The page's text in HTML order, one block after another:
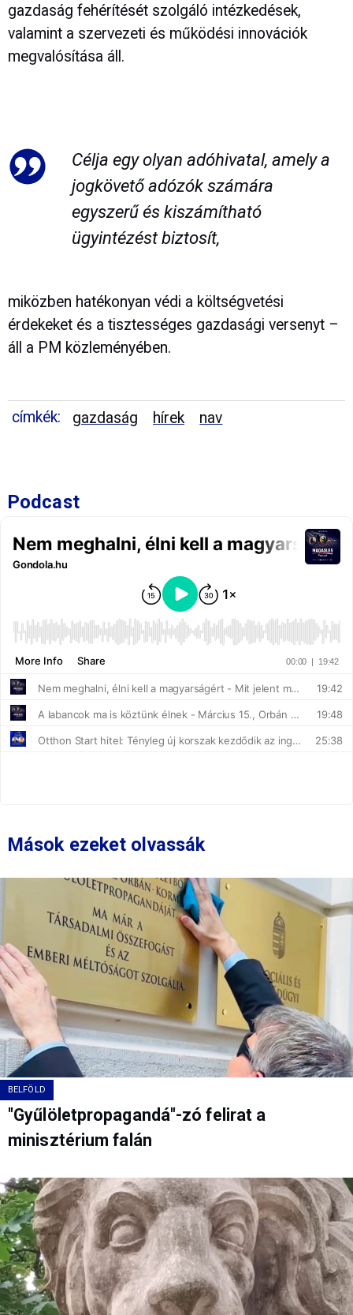
gazdaság fehérítését szolgáló intézkedések,
valamint a szervezeti és működési innovációk
megvalósítása áll.
Célja egy olyan adóhivatal, amely a
jogkövető adózók számára
egyszerű és kiszámítható
ügyintézést biztosít,
miközben hatékonyan védi a költségvetési
érdekeket és a tisztességes gazdasági versenyt –
áll a PM közleményében.
címkék: gazdaság hírek nav
Podcast
Mások ezeket olvassák
BELFÖLD
"Gyűlöletpropagandá"-zó felirat a
minisztérium falán